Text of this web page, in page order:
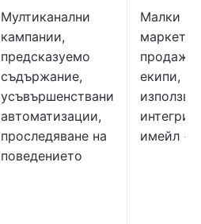
Мултиканални
кампании,
предсказуемо
съдържание,
усъвършенствани
автоматизации,
проследяване на
поведението
Малки и
екипи,
имейл +